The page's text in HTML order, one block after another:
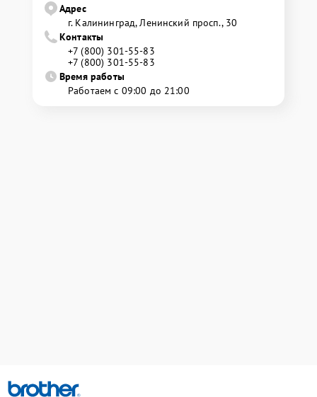
Адрес
г. Калининград, Ленинский просп., 30
Контакты
+7 (800) 301-55-83
+7 (800) 301-55-83
Время работы
Работаем с 09:00 до 21:00